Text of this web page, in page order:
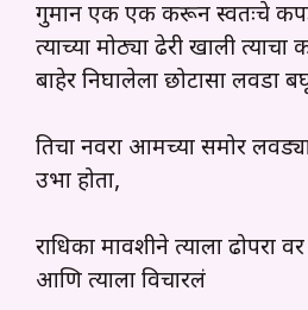
गुमान एक एक करून स्वतःचे
त्याच्या मोठ्या ढेरी खाली त्याचा
बाहेर निघालेला छोटासा
तिचा नवरा आमच्या समोर
उभा होता,
राधिका मावशीने त्याला ढोपरा
आणि त्याला विचारलं